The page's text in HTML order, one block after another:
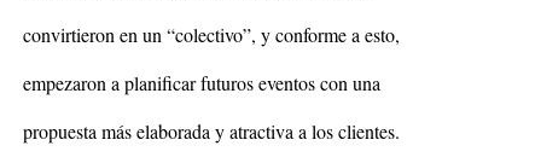
convirtieron en un “colectivo”, y conforme a esto,
empezaron a planificar futuros eventos con una
propuesta más elaborada y atractiva a los clientes.